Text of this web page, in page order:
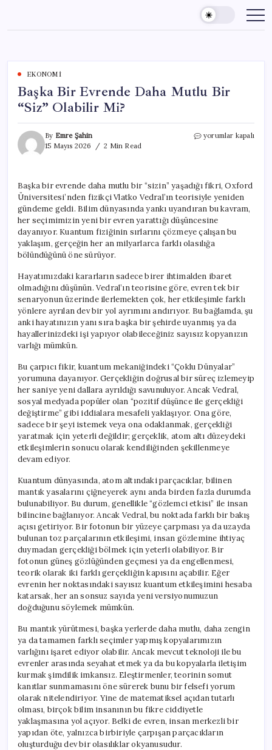
content
EKONOMI
Başka Bir Evrende Daha Mutlu Bir
“Siz” Olabilir Mi?
By Emre Şahin
15 Mayıs 2026
2 Min Read
Başka
Bir
“Siz”
Olabilir
Mi?
için
yorumlar kapalı
Başka bir evrende daha mutlu bir “sizin” yaşadığı fikri, Oxford
Üniversitesi’nden fizikçi Vlatko Vedral’ın teorisiyle yeniden
gündeme geldi. Bilim dünyasında yankı uyandıran bu kavram,
her seçimimizin yeni bir evren yarattığı düşüncesine
dayanıyor. Kuantum fiziğinin sırlarını çözmeye çalışan bu
yaklaşım, gerçeğin her an milyarlarca farklı olasılığa
bölündüğünü öne sürüyor.
Hayatımızdaki kararların sadece birer ihtimalden ibaret
olmadığını düşünün. Vedral’ın teorisine göre, evren tek bir
senaryonun üzerinde ilerlemekten çok, her etkileşimle farklı
yönlere ayrılan dev bir yol ayrımını andırıyor. Bu bağlamda, şu
anki hayatınızın yanı sıra başka bir şehirde uyanmış ya da
hayallerinizdeki işi yapıyor olabileceğiniz sayısız kopyanızın
varlığı mümkün.
Bu çarpıcı fikir, kuantum mekaniğindeki “Çoklu Dünyalar”
yorumuna dayanıyor. Gerçekliğin doğrusal bir süreç izlemeyip
her saniye yeni dallara ayrıldığı savunuluyor. Ancak Vedral,
sosyal medyada popüler olan “pozitif düşünce ile gerçekliği
değiştirme” gibi iddialara mesafeli yaklaşıyor. Ona göre,
sadece bir şeyi istemek veya ona odaklanmak, gerçekliği
yaratmak için yeterli değildir; gerçeklik, atom altı düzeydeki
etkileşimlerin sonucu olarak kendiliğinden şekillenmeye
devam ediyor.
Kuantum dünyasında, atom altındaki parçacıklar, bilinen
mantık yasalarını çiğneyerek aynı anda birden fazla durumda
bulunabiliyor. Bu durum, genellikle “gözlemci etkisi” ile insan
bilincine bağlanıyor. Ancak Vedral, bu noktada farklı bir bakış
açısı getiriyor. Bir fotonun bir yüzeye çarpması ya da uzayda
bulunan toz parçalarının etkileşimi, insan gözlemine ihtiyaç
duymadan gerçekliği bölmek için yeterli olabiliyor. Bir
fotonun güneş gözlüğünden geçmesi ya da engellenmesi,
teorik olarak iki farklı gerçekliğin kapısını açabilir. Eğer
evrenin her noktasındaki sayısız kuantum etkileşimini hesaba
katarsak, her an sonsuz sayıda yeni versiyonumuzun
doğduğunu söylemek mümkün.
Bu mantık yürütmesi, başka yerlerde daha mutlu, daha zengin
ya da tamamen farklı seçimler yapmış kopyalarımızın
varlığını işaret ediyor olabilir. Ancak mevcut teknoloji ile bu
evrenler arasında seyahat etmek ya da bu kopyalarla iletişim
kurmak şimdilik imkansız. Eleştirmenler, teorinin somut
kanıtlar sunmamasını öne sürerek bunu bir felsefi yorum
olarak nitelendiriyor. Yine de matematiksel açıdan tutarlı
olması, birçok bilim insanının bu fikre ciddiyetle
yaklaşmasına yol açıyor. Belki de evren, insan merkezli bir
yapıdan öte, yalnızca birbiriyle çarpışan parçacıkların
oluşturduğu dev bir olasılıklar okyanusudur.